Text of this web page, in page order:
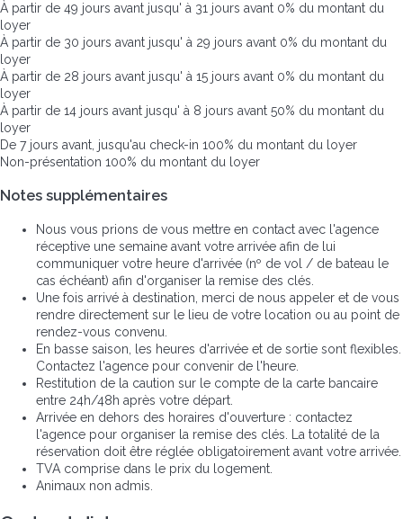
À partir de 49 jours avant jusqu' à 31 jours avant 0% du montant du
loyer
À partir de 30 jours avant jusqu' à 29 jours avant 0% du montant du
loyer
À partir de 28 jours avant jusqu' à 15 jours avant 0% du montant du
loyer
À partir de 14 jours avant jusqu' à 8 jours avant 50% du montant du
loyer
De 7 jours avant, jusqu'au check-in 100% du montant du loyer
Non-présentation 100% du montant du loyer
Notes supplémentaires
Nous vous prions de vous mettre en contact avec l'agence
réceptive une semaine avant votre arrivée afin de lui
communiquer votre heure d'arrivée (nº de vol / de bateau le
cas échéant) afin d'organiser la remise des clés.
Une fois arrivé à destination, merci de nous appeler et de vous
rendre directement sur le lieu de votre location ou au point de
rendez-vous convenu.
En basse saison, les heures d'arrivée et de sortie sont flexibles.
Contactez l'agence pour convenir de l'heure.
Restitution de la caution sur le compte de la carte bancaire
entre 24h/48h après votre départ.
Arrivée en dehors des horaires d'ouverture : contactez
l'agence pour organiser la remise des clés. La totalité de la
réservation doit être réglée obligatoirement avant votre arrivée.
TVA comprise dans le prix du logement.
Animaux non admis.